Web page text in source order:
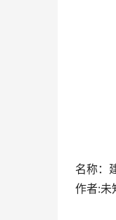
名称
作